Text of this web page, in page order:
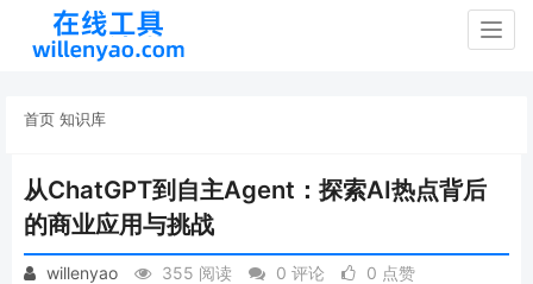
首页 知识库
从ChatGPT到自主Agent：探索AI热点背后
的商业应用与挑战
willenyao 355 阅读 0 评论 0 点赞